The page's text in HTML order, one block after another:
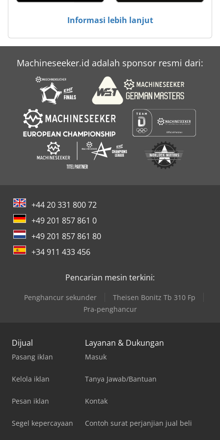
Informasi lebih lanjut
Machineseeker.id adalah sponsor resmi dari:
+44 20 331 800 72
+49 201 857 861 0
+49 201 857 861 80
+34 911 433 456
Pencarian mesin terkini:
Penghancur sekunder
Theisen Bonitz Tb 310 Fp
Pra-penghancur
Dijual
Pasang iklan
Kelola iklan
Pesan iklan
Segel kepercayaan
Layanan & Dukungan
Masuk
Tanya Jawab/Bantuan
Kontak
Contoh surat perjanjian jual beli